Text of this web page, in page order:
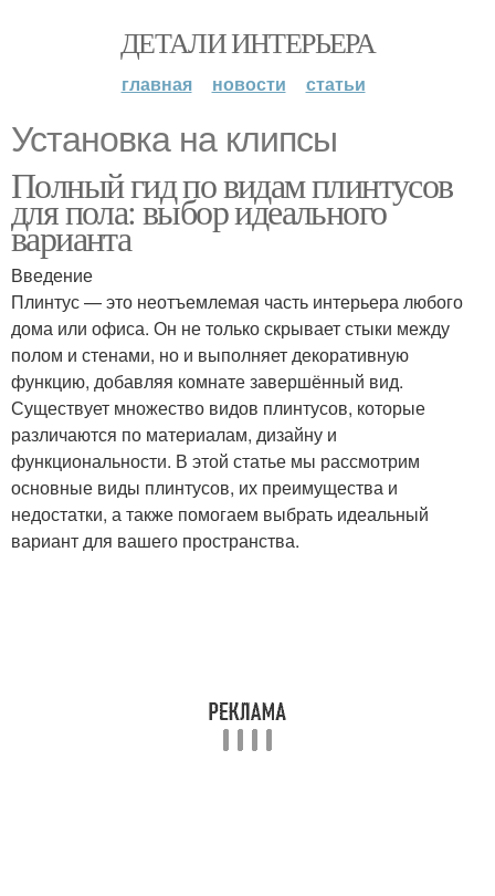
ДЕТАЛИ ИНТЕРЬЕРА
главная новости статьи
Установка на клипсы
Полный гид по видам плинтусов
для пола: выбор идеального
варианта
Введение
Плинтус — это неотъемлемая часть интерьера любого
дома или офиса. Он не только скрывает стыки между
полом и стенами, но и выполняет декоративную
функцию, добавляя комнате завершённый вид.
Существует множество видов плинтусов, которые
различаются по материалам, дизайну и
функциональности. В этой статье мы рассмотрим
основные виды плинтусов, их преимущества и
недостатки, а также помогаем выбрать идеальный
вариант для вашего пространства.